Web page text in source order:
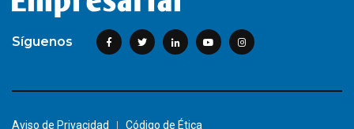
Síguenos
Aviso de Privacidad Código de Ética